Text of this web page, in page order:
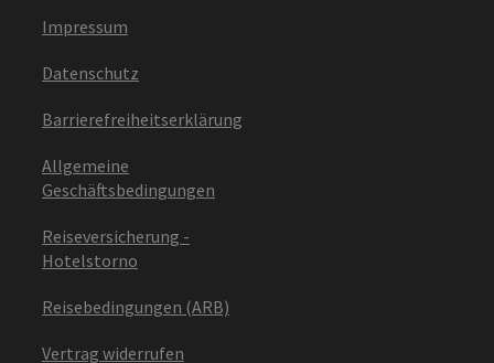
Impressum
Datenschutz
Barrierefreiheitserklärung
Allgemeine
Geschäftsbedingungen
Reiseversicherung -
Hotelstorno
Reisebedingungen (ARB)
Vertrag widerrufen